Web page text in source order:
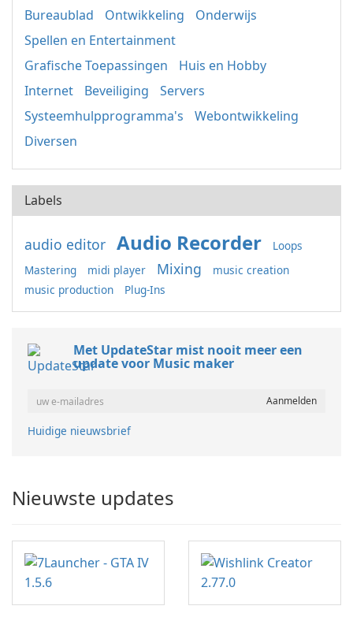
Bureaublad
Ontwikkeling
Onderwijs
Spellen en Entertainment
Grafische Toepassingen
Huis en Hobby
Internet
Beveiliging
Servers
Systeemhulpprogramma's
Webontwikkeling
Diversen
Labels
audio editor Audio Recorder
Loops
Mastering
midi player Mixing
music creation
music production
Plug-Ins
Met UpdateStar mist nooit meer een
update voor Music maker
Huidige nieuwsbrief
Nieuwste updates